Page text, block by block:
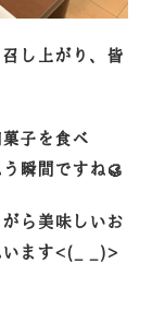
し上がり、皆
子を食べ
瞬間ですね🥮
ら美味しいお
います<(_ _)>